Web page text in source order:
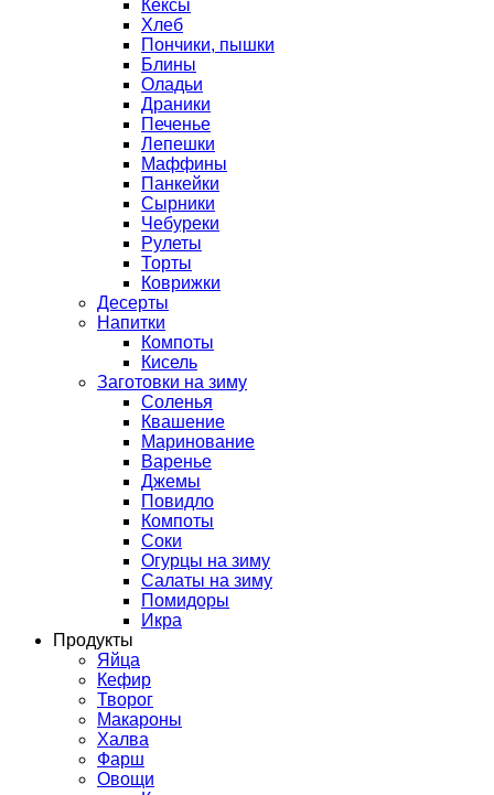
Кексы
Хлеб
Пончики, пышки
Блины
Оладьи
Драники
Печенье
Лепешки
Маффины
Панкейки
Сырники
Чебуреки
Рулеты
Торты
Коврижки
Десерты
Напитки
Компоты
Кисель
Заготовки на зиму
Соленья
Квашение
Маринование
Варенье
Джемы
Повидло
Компоты
Соки
Огурцы на зиму
Салаты на зиму
Помидоры
Икра
Продукты
Яйца
Кефир
Творог
Макароны
Халва
Фарш
Овощи